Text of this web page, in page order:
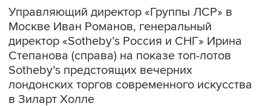
Управляющий директор «Группы ЛСР» в
Москве Иван Романов, генеральный
директор «Sotheby’s Россия и СНГ» Ирина
Степанова (справа) на показе топ-лотов
Sotheby’s предстоящих вечерних
лондонских торгов современного искусства
в Зиларт Холле